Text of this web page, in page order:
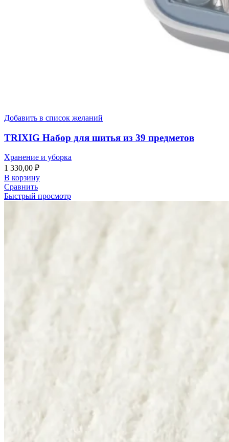
Добавить в список желаний
TRIXIG Набор для шитья из 39 предметов
Хранение и уборка
1 330,00 ₽
В корзину
Сравнить
Быстрый просмотр